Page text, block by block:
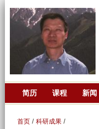
简历 课程 新闻
首页 / 科研成果 /